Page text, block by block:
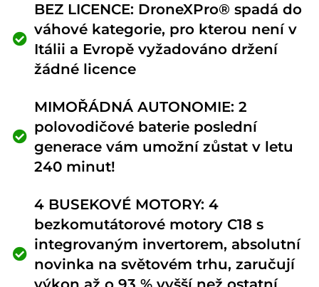
BEZ LICENCE: DroneXPro® spadá do
váhové kategorie, pro kterou není v
Itálii a Evropě vyžadováno držení
žádné licence
MIMOŘÁDNÁ AUTONOMIE: 2
polovodičové baterie poslední
generace vám umožní zůstat v letu
240 minut!
4 BUSEKOVÉ MOTORY: 4
bezkomutátorové motory C18 s
integrovaným invertorem, absolutní
novinka na světovém trhu, zaručují